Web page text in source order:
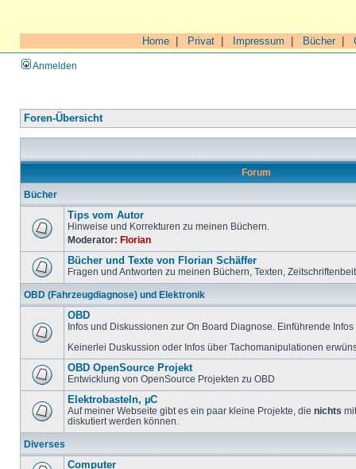
Home Privat Impressum Bücher|
Anmelden
Foren-Übersicht
Forum
Bücher
Tips vom Autor
Hinweise und Korrekturen zu meinen Büchern.
Moderator: Florian
Bücher und Texte von Florian Schäffer
Fragen und Antworten zu meinen Büchern, Texten,
OBD (Fahrzeugdiagnose) und Elektronik
OBD
Infos und Diskussionen zur On Board Diagnose. Einführende
Keinerlei Duskussion oder Infos über Tachomanipulationen
OBD OpenSource Projekt
Entwicklung von OpenSource Projekten zu OBD
Elektrobasteln, µC
Auf meiner Webseite gibt es ein paar kleine Projekte, die nichts
diskutiert werden können.
Diverses
Computer